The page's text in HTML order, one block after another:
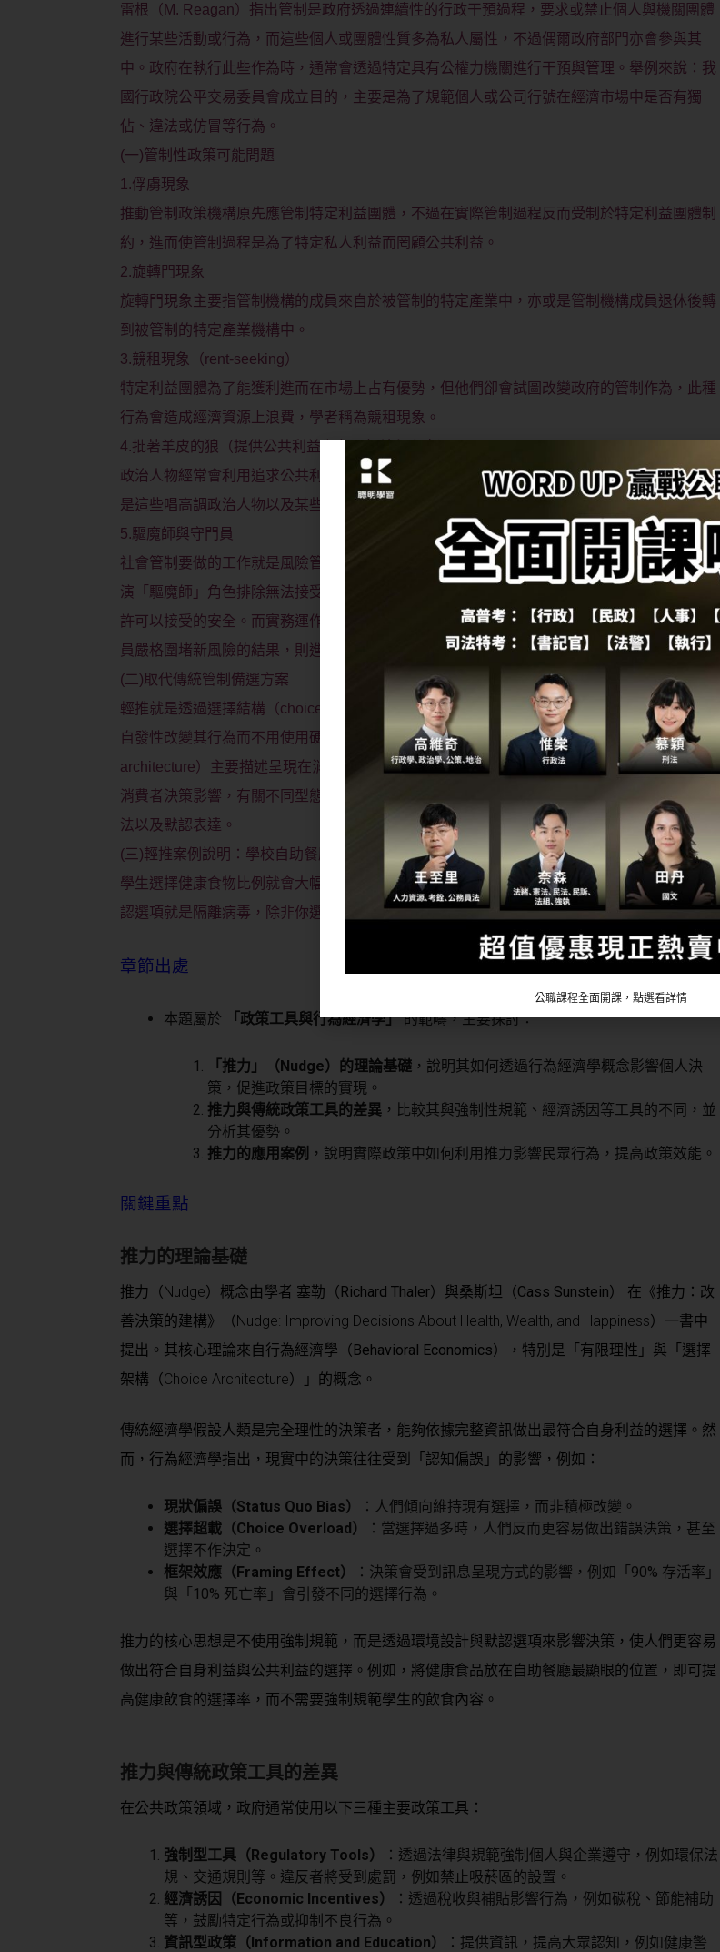
雷根（M. Reagan）指出管制是政府透過連續性的行政干預過程，要求或禁止個人與機關團體
進行某些活動或行為，而這些個人或團體性質多為私人屬性，不過偶爾政府部門亦會參與其
中。政府在執行此些作為時，通常會透過特定具有公權力機關進行干預與管理。舉例來說：我
國行政院公平交易委員會成立目的，主要是為了規範個人或公司行號在經濟市場中是否有獨
佔、違法或仿冒等行為。
(一)管制性政策可能問題
1.俘虜現象
推動管制政策機構原先應管制特定利益團體，不過在實際管制過程反而受制於特定利益團體制
約，進而使管制過程是為了特定私人利益而罔顧公共利益。
2.旋轉門現象
旋轉門現象主要指管制機構的成員來自於被管制的特定產業中，亦或是管制機構成員退休後轉
到被管制的特定產業機構中。
3.競租現象（rent-seeking）
特定利益團體為了能獲利進而在市場上占有優勢，但他們卻會試圖改變政府的管制作為，此種
行為會造成經濟資源上浪費，學者稱為競租現象。
4.批著羊皮的狼（提供公共利益之名，行競租之實）
政治人物經常會利用追求公共利益之名，將某一項管制政策加諸於社會，而實際上得利的將會
是這些唱高調政治人物以及某些特殊利益團體。
5.驅魔師與守門員
社會管制要做的工作就是風險管制，風險管制有兩個目標，第一個目標是要減少舊的風險―扮
演「驅魔師」角色排除無法接受風險；第二個目標是要防範新風險―扮演「守門員」角色僅容
許可以接受的安全。而實務運作上驅魔師會寬鬆對待舊風險，讓既有的風險更加惡化；而守門
員嚴格圍堵新風險的結果，則進一步阻止技術的轉型與創新。
(二)取代傳統管制備選方案
輕推就是透過選擇結構（choice architecture）設計的輕推，使民眾可以依循其自身自利誘因，
自發性改變其行為而不用使用硬性強迫手段，且這些行為可以被預測。選擇結構（choice
architecture）主要描述呈現在消費者面前各種不同型態選項，以及這些不同選項呈現方式對於
消費者決策影響，有關不同型態選項包含：選項數量（不同選擇方法）、描述選項內容特質方
法以及默認表達。
(三)輕推案例說明：學校自助餐廳如果把比較健康食物放在視線容易觸及且拿取方便位置，那
學生選擇健康食物比例就會大幅提升；默認表達案例就是電腦掃毒軟體掃到病毒，電腦出現默
認選項就是隔離病毒，除非你選擇其他不同功能。
章節出處
本題屬於 「政策工具與行為經濟學」的範疇，主要探討：
「推力」（Nudge）的理論基礎 ，說明其如何透過行為經濟學概念影響個人決
策，促進政策目標的實現。
推力與傳統政策工具的差異 ，比較其與強制性規範、經濟誘因等工具的不同，並
分析其優勢。
推力的應用案例 ，說明實際政策中如何利用推力影響民眾行為，提高政策效能。
關鍵重點
推力的理論基礎
推力（Nudge）概念由學者 塞勒（Richard Thaler）與桑斯坦（Cass Sunstein）
在《推力：改
善決策的建構》（Nudge: Improving Decisions About Health, Wealth, and Happiness）一書中
提出。其核心理論來自行為經濟學（Behavioral Economics）
，特別是「有限理性」與「選擇
架構（Choice Architecture）」的概念。
傳統經濟學假設人類是完全理性的決策者，能夠依據完整資訊做出最符合自身利益的選擇。然
而，行為經濟學指出，現實中的決策往往受到「認知偏誤」的影響，例如：
現狀偏誤（Status Quo Bias）
：人們傾向維持現有選擇，而非積極改變。
選擇超載（Choice Overload）
：當選擇過多時，人們反而更容易做出錯誤決策，甚至
選擇不作決定。
框架效應（Framing Effect）
：決策會受到訊息呈現方式的影響，例如「90% 存活率」
與「10% 死亡率」會引發不同的選擇行為。
推力的核心思想是不使用強制規範，而是透過環境設計與默認選項來影響決策 ，使人們更容易
做出符合自身利益與公共利益的選擇。例如，將健康食品放在自助餐廳最顯眼的位置，即可提
高健康飲食的選擇率，而不需要強制規範學生的飲食內容。
推力與傳統政策工具的差異
在公共政策領域，政府通常使用以下三種主要政策工具：
強制型工具（Regulatory Tools）
：透過法律與規範強制個人與企業遵守，例如環保法
規、交通規則等。違反者將受到處罰，例如禁止吸菸區的設置。
經濟誘因（Economic Incentives）
：透過稅收與補貼影響行為，例如碳稅、節能補助
等，鼓勵特定行為或抑制不良行為。
資訊型政策（Information and Education）
：提供資訊，提高大眾認知，例如健康警
公職課程全面開課，點選看詳情